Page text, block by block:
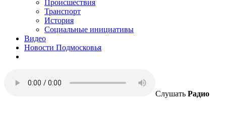
Происшествия
Транспорт
История
Социальные инициативы
Видео
Новости Подмосковья
Слушать Радио